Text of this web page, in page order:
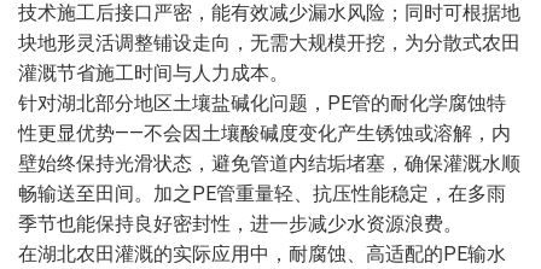
技术施工后接口严密，能有效减少漏水风险；同时可根据地
块地形灵活调整铺设走向，无需大规模开挖，为分散式农田
灌溉节省施工时间与人力成本。
针对湖北部分地区土壤盐碱化问题，PE管的耐化学腐蚀特
性更显优势——不会因土壤酸碱度变化产生锈蚀或溶解，内
壁始终保持光滑状态，避免管道内结垢堵塞，确保灌溉水顺
畅输送至田间。加之PE管重量轻、抗压性能稳定，在多雨
季节也能保持良好密封性，进一步减少水资源浪费。
在湖北农田灌溉的实际应用中，耐腐蚀、高适配的PE输水